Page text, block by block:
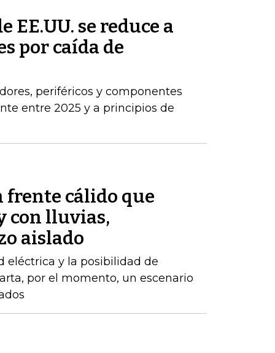
se reduce a
por caída de
periféricos y componentes
entre 2025 y a principios de
cálido que
con lluvias,
aislado
eléctrica y la posibilidad de
por el momento, un escenario